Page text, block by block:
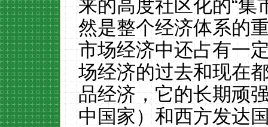
来的高度社区化的“集
然是整个经济体系的
市场经济中还占有一
场经济的过去和现在
品经济，它的长期顽
中国家）和西方发达